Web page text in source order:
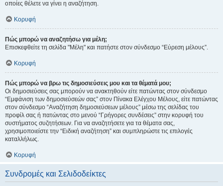
οποίες θέλετε να γίνει η αναζήτηση.
Κορυφή
Πώς μπορώ να αναζητήσω για μέλη;
Επισκεφθείτε τη σελίδα "Μέλη" και πατήστε στον σύνδεσμο “Εύρεση μέλους”.
Κορυφή
Πώς μπορώ να βρω τις δημοσιεύσεις μου και τα θέματά μου;
Οι δημοσιεύσεις σας μπορούν να ανακτηθούν είτε πατώντας στον σύνδεσμο
“Εμφάνιση των δημοσιεύσεών σας” στον Πίνακα Ελέγχου Μέλους, είτε πατώντας
στον σύνδεσμο “Αναζήτηση δημοσιεύσεων μέλους” μέσω της σελίδας του
προφίλ σας ή πατώντας στο μενού “Γρήγορες συνδέσεις” στην κορυφή του
συστήματος συζητήσεων. Για να αναζητήσετε για τα θέματα σας,
χρησιμοποιείστε την “Ειδική αναζήτηση” και συμπληρώστε τις επιλογές
καταλλήλως.
Κορυφή
Συνδρομές και Σελιδοδείκτες